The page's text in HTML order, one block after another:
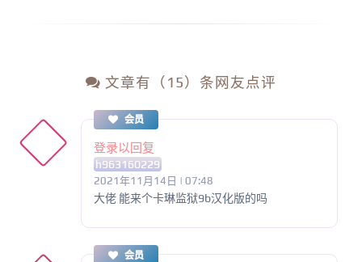
文章有（15）条网友点评
会员
登录以回复
h963160229
2021年11月14日 | 07:48
大佬 能来个卡琳监狱9b汉化版的吗
会员